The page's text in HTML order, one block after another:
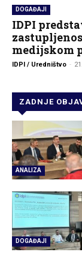
DOGAĐAJI
IDPI
medijskom
IDPI / Uredništvo -
ZADNJE
ANALIZA
DOGAĐAJI